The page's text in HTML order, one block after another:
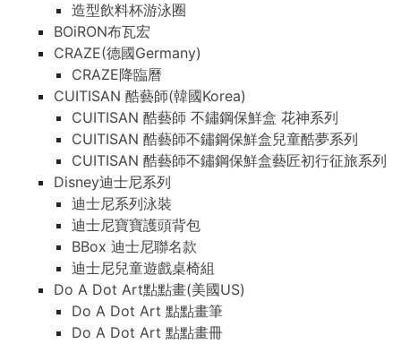
造型飲料杯游泳圈
BOiRON布瓦宏
CRAZE(德國Germany)
CRAZE降臨曆
CUITISAN 酷藝師(韓國Korea)
CUITISAN 酷藝師 不鏽鋼保鮮盒 花神系列
CUITISAN 酷藝師不鏽鋼保鮮盒兒童酷夢系列
CUITISAN 酷藝師不鏽鋼保鮮盒藝匠初行征旅系列
Disney迪士尼系列
迪士尼系列泳裝
迪士尼寶寶護頭背包
BBox 迪士尼聯名款
迪士尼兒童遊戲桌椅組
Do A Dot Art點點畫(美國US)
Do A Dot Art 點點畫筆
Do A Dot Art 點點畫冊